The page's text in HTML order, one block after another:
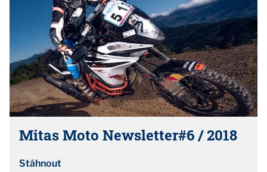
Mitas Moto Newsletter#6 / 2018
Stáhnout